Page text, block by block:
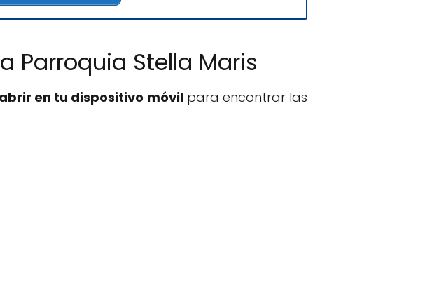
Parroquia Stella Maris
en tu dispositivo móvilpara encontrar las